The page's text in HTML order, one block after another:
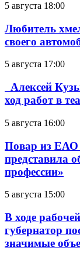
5 августа 18:00
Любитель
своего
5 августа 17:00
Алексей
ход работ в
5 августа 16:00
Повар из ЕАО
представила
профессии»
5 августа 15:00
В ходе
губернатор
значимые